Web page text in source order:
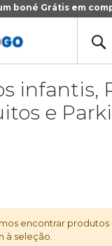
boné Grátis em
infantis,
e
encontrar produtos
à seleção.